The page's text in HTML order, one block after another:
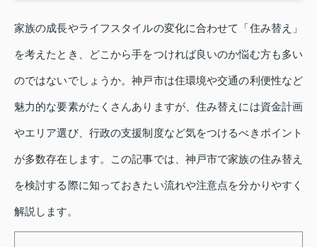
家族の成長やライフスタイルの変化に合わせて「住み替え」
を考えたとき、どこから手をつければ良いのか悩む方も多い
のではないでしょうか。神戸市は住環境や交通の利便性など
魅力的な要素がたくさんありますが、住み替えには資金計画
やエリア選び、行政の支援制度など気をつけるべきポイント
が多数存在します。この記事では、神戸市で家族の住み替え
を検討する際に知っておきたい流れや注意点を分かりやすく
解説します。